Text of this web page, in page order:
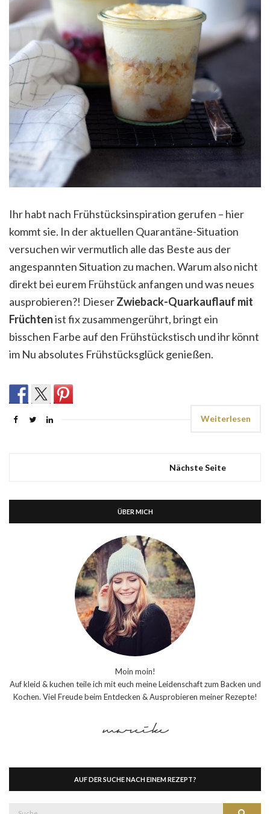
Ihr habt nach Frühstücksinspiration gerufen – hier
kommt sie. In der aktuellen Quarantäne-Situation
versuchen wir vermutlich alle das Beste aus der
angespannten Situation zu machen. Warum also nicht
direkt bei eurem Frühstück anfangen und was neues
ausprobieren?! DieserZwieback-Quarkauflauf mit
Früchtenist fix zusammengerührt, bringt ein
bisschen Farbe auf den Frühstückstisch und ihr könnt
im Nu absolutes Frühstücksglück genießen.
Weiterlesen
Nächste Seite
ÜBER MICH
Moin moin!
Auf kleid & kuchen teile ich mit euch meine Leidenschaft zum Backen und
Kochen. Viel Freude beim Entdecken & Ausprobieren meiner Rezepte!
AUF DER SUCHE NACH EINEM REZEPT?